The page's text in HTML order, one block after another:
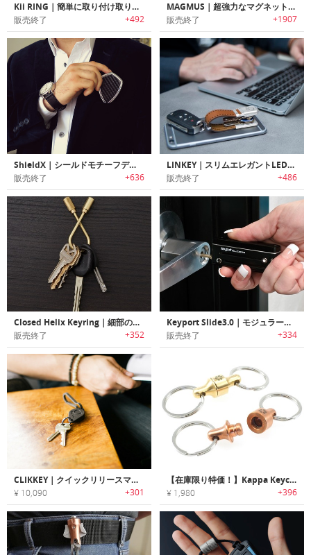
Kii RING｜簡単に取り付け取り外し可能なキーリング「キイリング」
販売終了 +492
MAGMUS｜超強力なマグネットを搭載した瞬時に着脱可能なマグネットキーリングホルダー「マグマス」
販売終了 +1907
ShieldX｜シールドモチーフデザインマルチツール機能搭載キーホルダー「シールドX」
販売終了 +636
LINKEY｜スリムエレガントLEDフラッシュライト搭載キーオーガナイザー「リンキー」
販売終了 +486
Closed Helix Keyring｜細部のディテールが美しいブラス製キーリング
販売終了 +352
Keyport Slide3.0｜モジュラー式マルチキーツール「キーポートスライド3.0」
販売終了 +334
CLIKKEY｜クイックリリースマグネットキーチェーンカラビナ「クリッキー」
¥ 10,090 +301
【在庫限り特価！】Kappa Keychain Quick Release｜毎日持ち歩くアイテムに素早く安全で簡単にアクセス可能なキーチェーン「カッパQR」
¥ 1,980 +396